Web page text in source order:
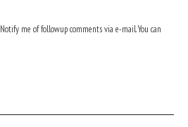
Notify me of followup comments via e-mail. You can